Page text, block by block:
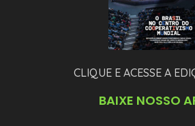
CLIQUE E ACESSE A
BAIXE NOSSO